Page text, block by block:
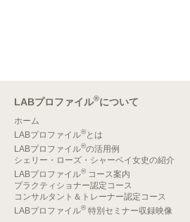
LABプロファイル®について
ホーム
LABプロファイル®とは
LABプロファイル®の活用例
シェリー・ローズ・シャーベイ女史の紹介
LABプロファイル®コース案内
プラクティショナー認定コース
コンサルタント＆トレーナー認定コース
LABプロファイル®特別セミナー収録映像